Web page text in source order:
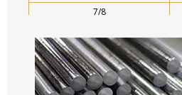
7/8
1 1/8
1 1/4
1 1/2